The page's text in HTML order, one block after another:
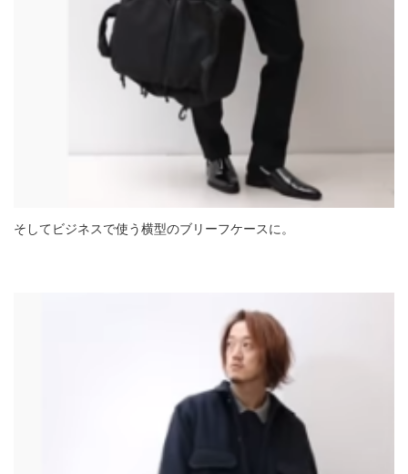
そしてビジネスで使う横型のブリーフケースに。